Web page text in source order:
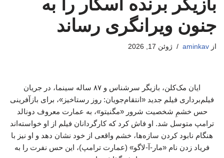
بازیگر برنده اسکار را به
جنون ویرانگری رساند
از aminkav ژوئن 17, 2026
ایان مک‌کلن، بازیگر سرشناس و ۸۷ ساله سینما، در جریان
فیلم‌برداری فیلم جدید «انتقام‌جویان: روز رستاخیز»، برای بازآفرینی
حس خشمِ شخصیت شرور «مگنیتو»، به عمارت معروف دونالد
ترامپ متوسل شد. او فاش کرد که کارگردانان فیلم از او خواسته‌اند
هنگام نابود کردن سازه‌ها، خشم واقعی از خود نشان دهد و او نیز با
فریاد زدن نام «مار-آ-لاگو» (عمارت ترامپ)، این حس نفرت را به